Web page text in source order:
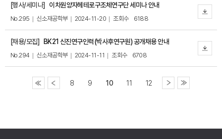
[행사/세미나] 이차원양자헤테로구조체연구단 세미나 안내
No.295 신소재공학부 2024-11-20 조회수 6188
[채용/모집] BK21 신진연구인력(박사후연구원) 공개채용 안내
No.294 신소재공학부 2024-11-11 조회수 6708
8 9 10 11 12